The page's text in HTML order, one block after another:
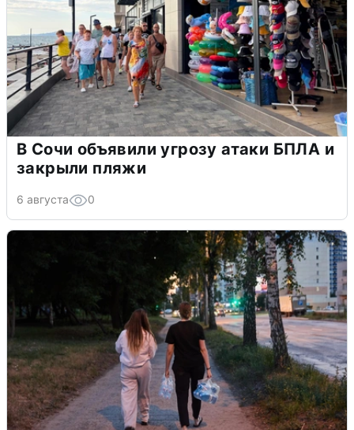
В Сочи объявили угрозу атаки БПЛА и
закрыли пляжи
6 августа 0